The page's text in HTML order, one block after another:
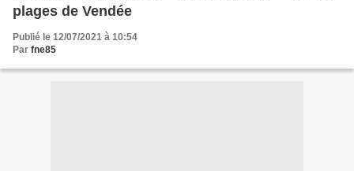
plages de Vendée
Publié le 12/07/2021 à 10:54
Par fne85